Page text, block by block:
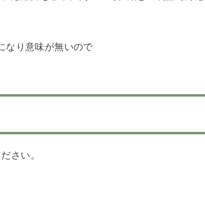
なり意味が無いので
さい。